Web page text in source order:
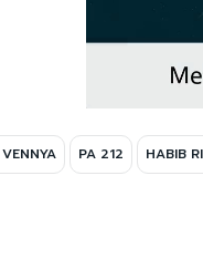
PA 212 HABIB